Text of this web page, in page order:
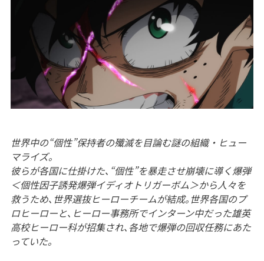
世界中の“個性”保持者の殲滅を目論む謎の組織・ヒュー
マライズ｡
彼らが各国に仕掛けた､“個性”を暴走させ崩壊に導く爆弾
＜個性因子誘発爆弾イディオトリガーボム＞から人々を
救うため､世界選抜ヒーローチームが結成｡世界各国のプ
ロヒーローと､ヒーロー事務所でインターン中だった雄英
高校ヒーロー科が招集され､各地で爆弾の回収任務にあた
っていた｡